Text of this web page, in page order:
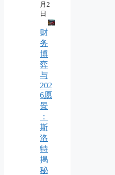
月2
日
财
务
博
弈
与
202
6愿
景
：
斯
洛
特
揭
秘